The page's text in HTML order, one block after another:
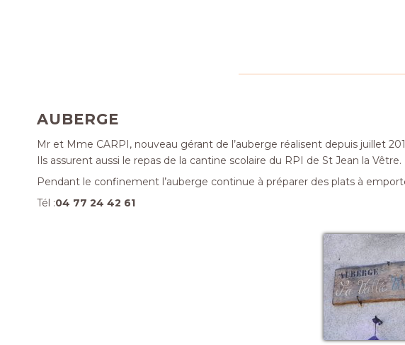
AUBERGE
Mr et Mme CARPI, nouveau gérant de l’auberge réalisent depuis juillet
Ils assurent aussi le repas de la cantine scolaire du RPI de St Jean la Vêtre.
Pendant le confinement l’auberge continue à préparer des plats à
Tél :04 77 24 42 61